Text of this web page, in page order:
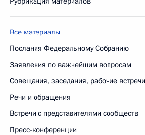
Все материалы
Послания Федеральному Собранию
Заявления по важнейшим вопросам
Совещания, заседания, рабочие встречи
Речи и обращения
Встречи с представителями сообществ
Пресс-конференции